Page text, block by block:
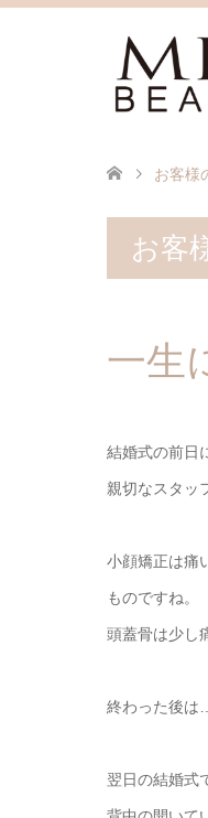
お客様
お客
一生
結婚式の前日
親切なスタッ
小顔矯正は痛
ものですね。
頭蓋骨は少し
終わった後は
翌日の結婚式